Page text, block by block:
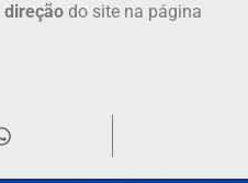
direção do site na página